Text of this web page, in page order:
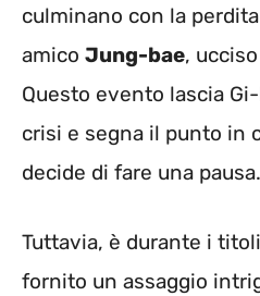
culminano con la
amico Jung-bae,
Questo evento lascia
crisi e segna il punto in
decide di fare una pausa.
Tuttavia, è durante i
fornito un assaggio